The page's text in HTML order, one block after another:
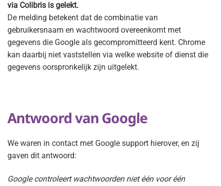
via Colibris is gelekt.
De melding betekent dat de combinatie van
gebruikersnaam en wachtwoord overeenkomt met
gegevens die Google als gecompromitteerd kent. Chrome
kan daarbij niet vaststellen via welke website of dienst die
gegevens oorspronkelijk zijn uitgelekt.
Antwoord van Google
We waren in contact met Google support hierover, en zij
gaven dit antwoord:
Google controleert wachtwoorden niet één voor één